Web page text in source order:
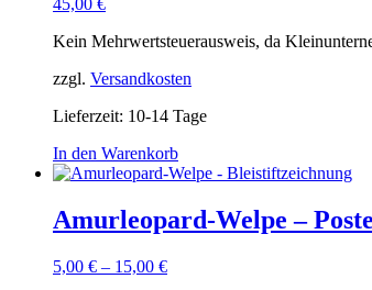
Kein Mehrwertsteuerausweis, da
zzgl. Versandkosten
Lieferzeit: 10-14 Tage
In den Warenkorb
Amurleopard-Welpe –
5,00 € – 15,00 €